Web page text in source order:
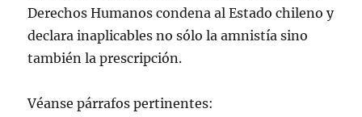
Derechos Humanos condena al Estado chileno y
declara inaplicables no sólo la amnistía sino
también la prescripción.
Véanse párrafos pertinentes: